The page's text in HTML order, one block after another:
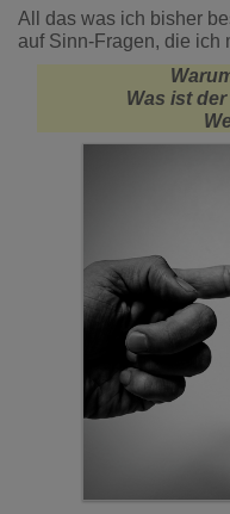
All das was ich bisher
auf Sinn-Fragen, die ich
Was ist